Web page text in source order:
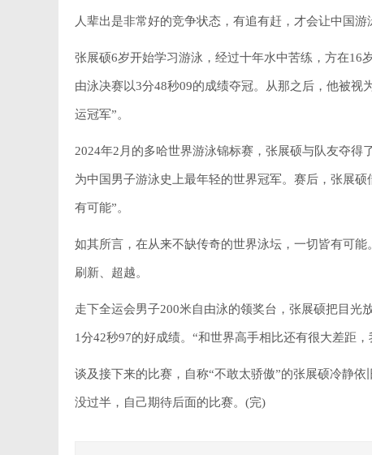
人辈出是非常好的竞争状态，有追有赶，才会让中国游
张展硕6岁开始学习游泳，经过十年水中苦练，方在16
由泳决赛以3分48秒09的成绩夺冠。从那之后，他被视
运冠军”。
2024年2月的多哈世界游泳锦标赛，张展硕与队友夺
为中国男子游泳史上最年轻的世界冠军。赛后，张展
有可能”。
如其所言，在从来不缺传奇的世界泳坛，一切皆有可
刷新、超越。
走下全运会男子200米自由泳的领奖台，张展硕把目光
1分42秒97的好成绩。“和世界高手相比还有很大差距
谈及接下来的比赛，自称“不敢太骄傲”的张展硕冷静
没过半，自己期待后面的比赛。(完)